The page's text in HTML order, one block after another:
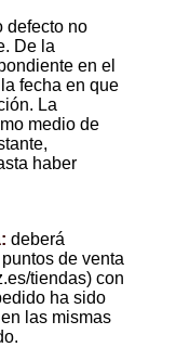
defecto no
De la
en el
fecha en que
La
medio de
haber
deberá
de venta
tiendas) con
ha sido
las mismas